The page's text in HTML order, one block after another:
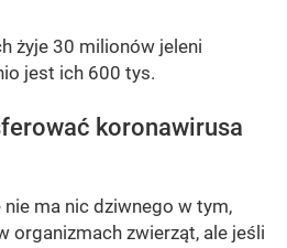
żyje 30 milionów jeleni
jest ich 600 tys.
koronawirusa
ma nic dziwnego w tym,
organizmach zwierząt, ale jeśli